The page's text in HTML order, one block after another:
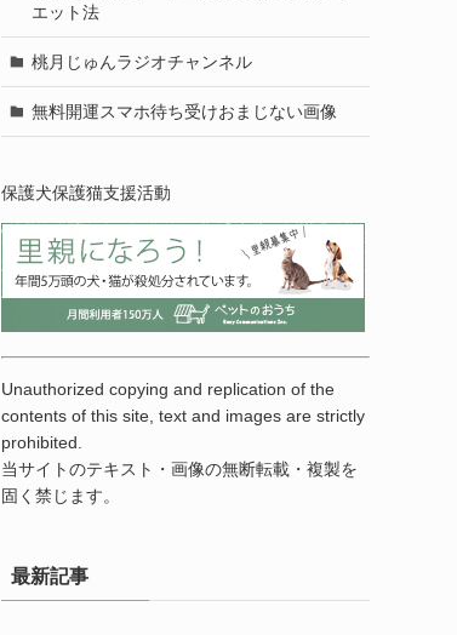
エット法
桃月じゅんラジオチャンネル
無料開運スマホ待ち受けおまじない画像
保護犬保護猫支援活動
Unauthorized copying and replication of the
contents of this site, text and images are strictly
prohibited.
当サイトのテキスト・画像の無断転載・複製を
固く禁じます。
最新記事